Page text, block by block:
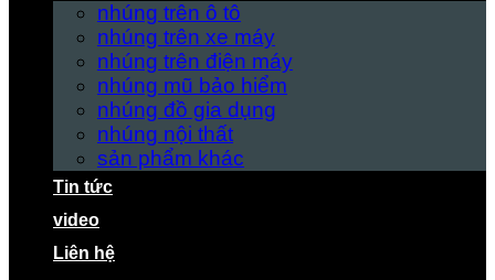
nhúng trên ô tô
nhúng trên xe máy
nhúng trên điện máy
nhúng mũ bảo hiểm
nhúng đồ gia dụng
nhúng nội thất
sản phẩm khác
Tin tức
video
Liên hệ